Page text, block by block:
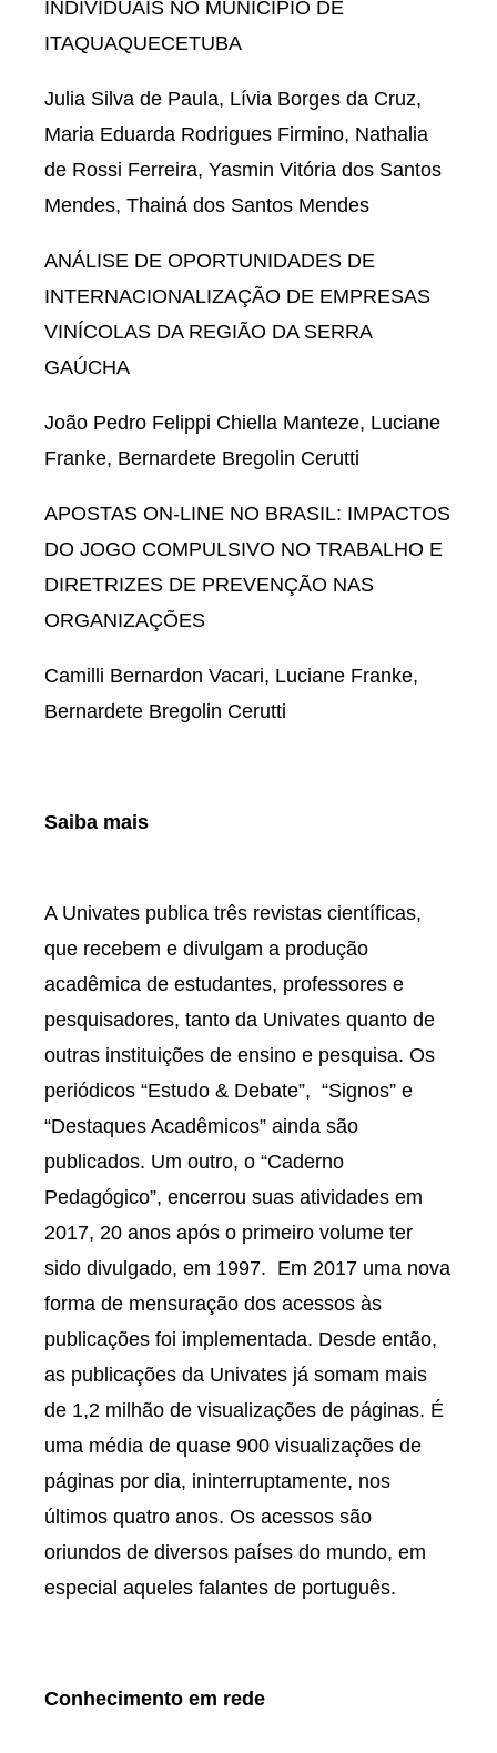
INDIVIDUAIS NO MUNICÍPIO DE
ITAQUAQUECETUBA
Julia Silva de Paula, Lívia Borges da Cruz,
Maria Eduarda Rodrigues Firmino, Nathalia
de Rossi Ferreira, Yasmin Vitória dos Santos
Mendes, Thainá dos Santos Mendes
ANÁLISE DE OPORTUNIDADES DE
INTERNACIONALIZAÇÃO DE EMPRESAS
VINÍCOLAS DA REGIÃO DA SERRA
GAÚCHA
João Pedro Felippi Chiella Manteze, Luciane
Franke, Bernardete Bregolin Cerutti
APOSTAS ON-LINE NO BRASIL: IMPACTOS
DO JOGO COMPULSIVO NO TRABALHO E
DIRETRIZES DE PREVENÇÃO NAS
ORGANIZAÇÕES
Camilli Bernardon Vacari, Luciane Franke,
Bernardete Bregolin Cerutti
Saiba mais
A Univates publica três revistas científicas,
que recebem e divulgam a produção
acadêmica de estudantes, professores e
pesquisadores, tanto da Univates quanto de
outras instituições de ensino e pesquisa. Os
periódicos “Estudo & Debate”, “Signos” e
“Destaques Acadêmicos” ainda são
publicados. Um outro, o “Caderno
Pedagógico”, encerrou suas atividades em
2017, 20 anos após o primeiro volume ter
sido divulgado, em 1997. Em 2017 uma nova
forma de mensuração dos acessos às
publicações foi implementada. Desde então,
as publicações da Univates já somam mais
de 1,2 milhão de visualizações de páginas. É
uma média de quase 900 visualizações de
páginas por dia, ininterruptamente, nos
últimos quatro anos. Os acessos são
oriundos de diversos países do mundo, em
especial aqueles falantes de português.
Conhecimento em rede